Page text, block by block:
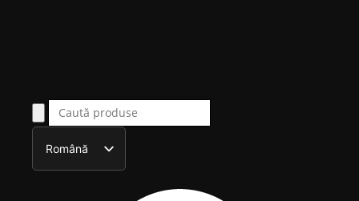
Română
English